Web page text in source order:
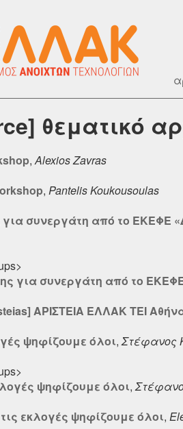
θεματικό
,Alexios Zavras
, Pantelis Koukousoulas
συνεργάτη από το ΕΚΕΦΕ
για συνεργάτη από το
ΑΡΙΣΤΕΙΑ ΕΛΛΑΚ ΤΕΙ
ψηφίζουμε όλοι,Στέφανος
ψηφίζουμε όλοι,
εκλογές ψηφίζουμε όλοι,